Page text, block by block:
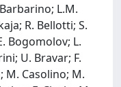
L.M.
R. Bellotti; S.
Bogomolov; L.
U. Bravar; F.
M. Casolino; M.